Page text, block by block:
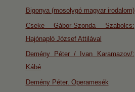
Bigonya (mosolygó magyar irodalom)
Cseke Gábor-Szonda Szabolcs:
Hajónapló József Attilával
Demény Péter / Ivan Karamazov/:
Kábé
Demény Péter. Operamesék